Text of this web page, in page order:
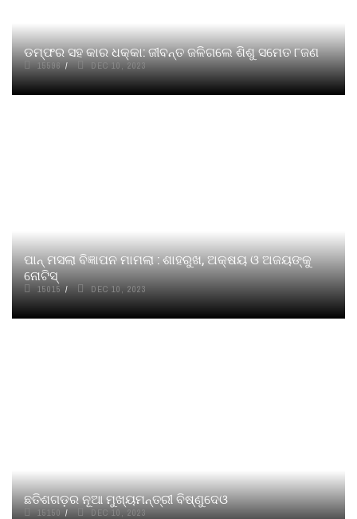
ଡମ୍ଫର ସହ କାର ଧକ୍କା: ଜୀବନ୍ତ ଜଳିଗଲେ ଶିଶୁ ସମେତ ୮ଜଣ
15596 DEC 10, 2023
ପାନ୍ ମସଲା ବିଜ୍ଞାପନ ମାମଲା : ଶାହରୁଖ, ଅକ୍ଷୟ ଓ ଅଜୟଙ୍କୁ
ନୋଟିସ୍
15015 DEC 10, 2023
ଛତିଶଗଡ଼ର ନୂଆ ମୁଖ୍ୟମନ୍ତ୍ରୀ ବିଷ୍ଣୁଦେଓ
15150 DEC 10, 2023